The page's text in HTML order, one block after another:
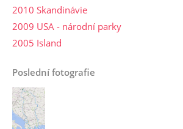
2010 Skandinávie
2009 USA - národní parky
2005 Island
Poslední fotografie